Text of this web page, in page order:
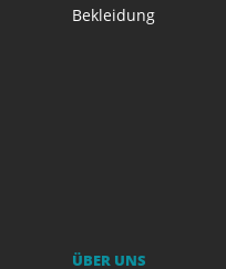
Bekleidung
ÜBER UNS